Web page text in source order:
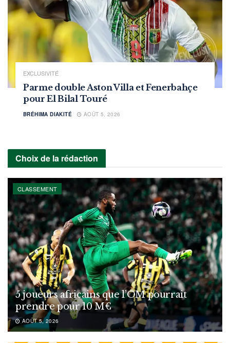
EXCLUSIVITÉ
Parme double Aston Villa et Fenerbahçe
pour El Bilal Touré
BRÉHIMA DIAKITÉ AOÛT 5, 2026
Choix de la rédaction
CLASSEMENT
5 joueurs africains que l’OM pourrait
prendre pour 10 M€
AOÛT 5, 2026